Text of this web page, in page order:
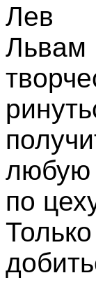
Лев
Львам
любую
по